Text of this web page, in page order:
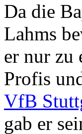
Da die
Lahms
er nur zu
Profis
VfB
gab er